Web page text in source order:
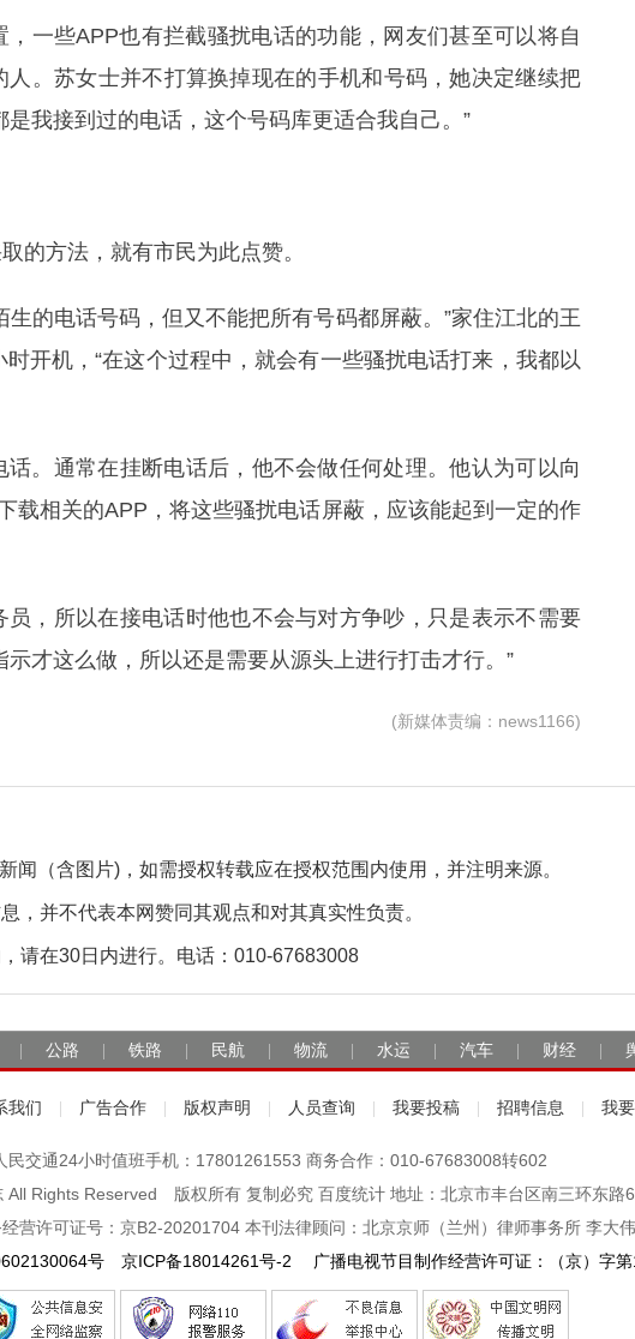
一些APP也有拦截骚扰电话的功能，网友们甚至可以将自
。苏女士并不打算换掉现在的手机和号码，她决定继续把
我接到过的电话，这个号码库更适合我自己。”
的方法，就有市民为此点赞。
的电话号码，但又不能把所有号码都屏蔽。”家住江北的王
开机，“在这个过程中，就会有一些骚扰电话打来，我都以
。通常在挂断电话后，他不会做任何处理。他认为可以向
载相关的APP，将这些骚扰电话屏蔽，应该能起到一定的作
，所以在接电话时他也不会与对方争吵，只是表示不需要
才这么做，所以还是需要从源头上进行打击才行。”
(新媒体责编：news1166)
闻（含图片)，如需授权转载应在授权范围内使用，并注明来源。
，并不代表本网赞同其观点和对其真实性负责。
请在30日内进行。电话：010-67683008
公路 铁路 民航 物流 水运 汽车 财经
我们 广告合作 版权声明 人员查询 我要投稿 招聘信息 我
民交通24小时值班手机：17801261553 商务合作：010-67683008转602
All Rights Reserved 版权所有 复制必究 百度统计 地址：北京市丰台区南三环东路
营许可证号：京B2-20201704 本刊法律顾问：北京京师（兰州）律师事务所 李大伟
号
京ICP备18014261号-2 广播电视节目制作经营许可证：（京）字